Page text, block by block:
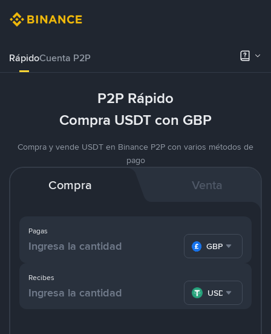
RápidoCuenta P2P
P2P Rápido
Compra USDT con GBP
Compra y vende USDT en Binance P2P con varios métodos de
pago
Compra Venta
Pagas
GBP
Recibes
USDT